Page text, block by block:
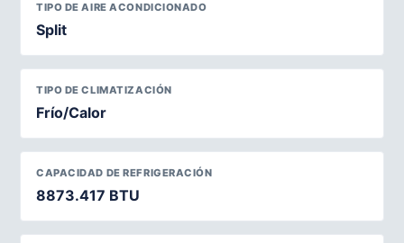
TIPO DE AIRE ACONDICIONADO
Split
TIPO DE CLIMATIZACIÓN
Frío/Calor
CAPACIDAD DE REFRIGERACIÓN
8873.417 BTU